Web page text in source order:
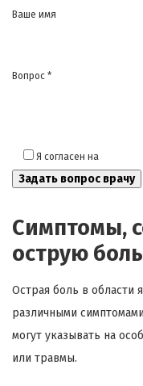
Ваше имя
Вопрос *
Я согласен на
Симптомы,
острую
Острая боль в области
различными
могут указывать на
или травмы.